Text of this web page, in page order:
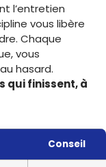
l’entretien
vous libère
Chaque
vous
hasard.
qui finissent, à
Conseil